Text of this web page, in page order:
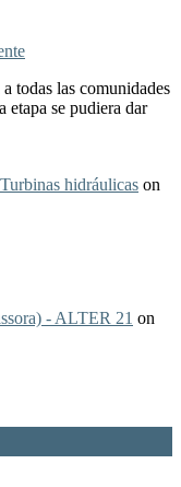
todas las comunidades
etapa se pudiera dar
hidráulicas on
- ALTER 21 on